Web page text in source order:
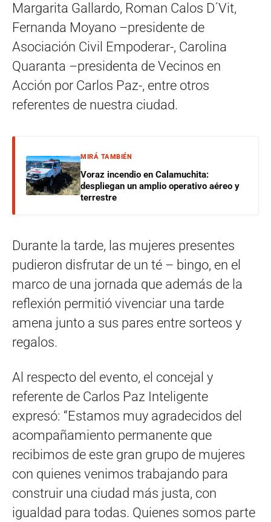
Margarita Gallardo, Roman Calos D´Vit,
Fernanda Moyano –presidente de
Asociación Civil Empoderar-, Carolina
Quaranta –presidenta de Vecinos en
Acción por Carlos Paz-, entre otros
referentes de nuestra ciudad.
MIRÁ TAMBIÉN
Voraz incendio en Calamuchita:
despliegan un amplio operativo aéreo y
terrestre
Durante la tarde, las mujeres presentes
pudieron disfrutar de un té – bingo, en el
marco de una jornada que además de la
reflexión permitió vivenciar una tarde
amena junto a sus pares entre sorteos y
regalos.
Al respecto del evento, el concejal y
referente de Carlos Paz Inteligente
expresó: “Estamos muy agradecidos del
acompañamiento permanente que
recibimos de este gran grupo de mujeres
con quienes venimos trabajando para
construir una ciudad más justa, con
igualdad para todas. Quienes somos parte